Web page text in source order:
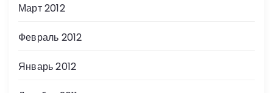
Март 2012
Февраль 2012
Январь 2012